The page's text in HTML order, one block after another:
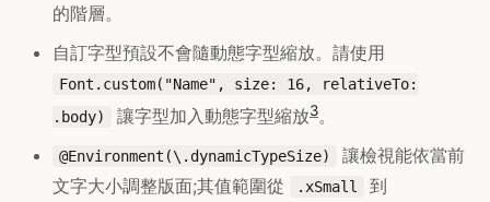
的階層。
自訂字型預設不會隨動態字型縮放。請使用
Font.custom("Name", size: 16, relativeTo:
.body)
讓字型加入動態字型縮放3。
@Environment(\.dynamicTypeSize)
讓檢視能依當前
文字大小調整版面;其值範圍從
.xSmall 到